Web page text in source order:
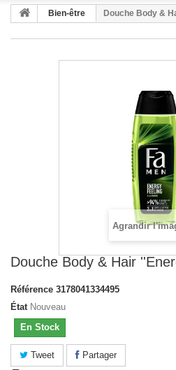
Bien-être Douche Body &
Agrandir
Douche Body & Hair
Référence 3178041334495
État Nouveau
En Stock
Tweet
Partager